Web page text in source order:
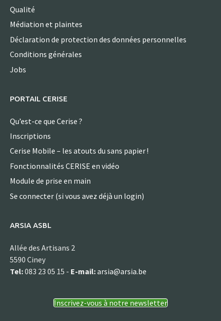
Qualité
Médiation et plaintes
Déclaration de protection des données personnelles
Conditions générales
Jobs
PORTAIL CERISE
Qu’est-ce que Cerise ?
Inscriptions
Cerise Mobile – les atouts du sans papier !
Fonctionnalités CERISE en vidéo
Module de prise en main
Se connecter (si vous avez déjà un login)
ARSIA ASBL
Allée des Artisans 2
5590 Ciney
Tel:083 23 05 15 - E-mail:arsia@arsia.be
Inscrivez-vous à notre newsletter